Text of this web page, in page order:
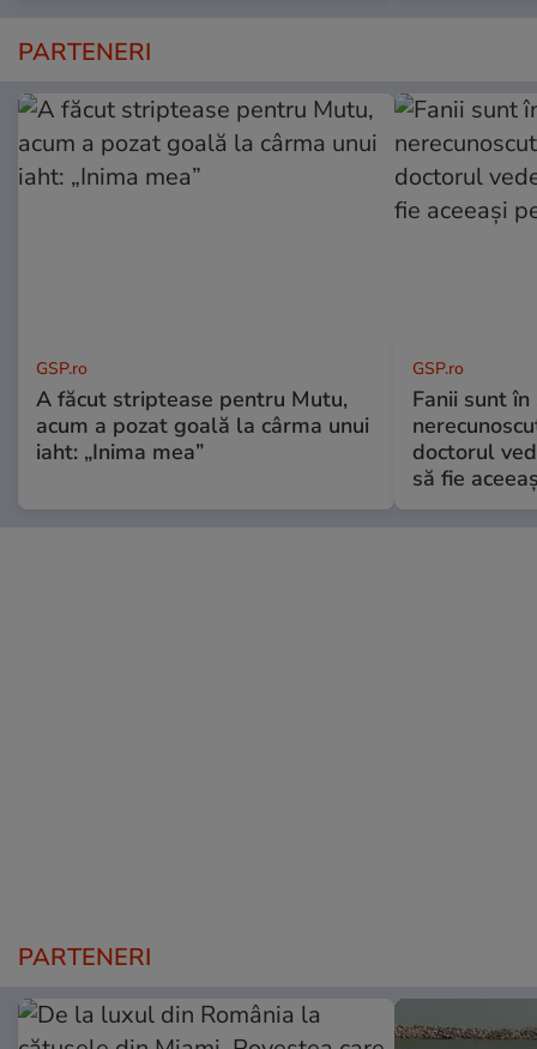
PARTENERI
GSP.ro
A făcut striptease pentru Mutu,
acum a pozat goală la cârma unui
iaht: „Inima mea”
GSP.ro
Fanii sunt în
doctorul
să fie
PARTENERI